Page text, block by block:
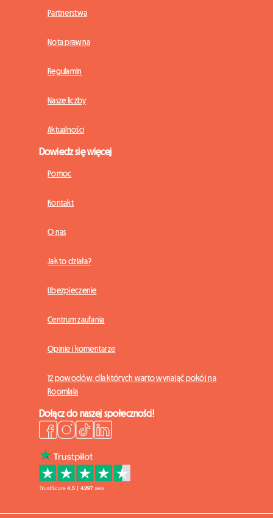
Partnerstwa
Nota prawna
Regulamin
Nasze liczby
Aktualności
Dowiedz się więcej
Pomoc
Kontakt
O nas
Jak to działa?
Ubezpieczenie
Centrum zaufania
Opinie i komentarze
12 powodów, dla których warto wynająć pokój na
Roomlala
Dołącz do naszej społeczności!